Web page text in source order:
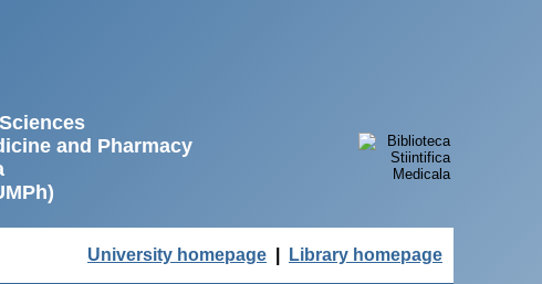
and Pharmacy
University homepage Library homepage